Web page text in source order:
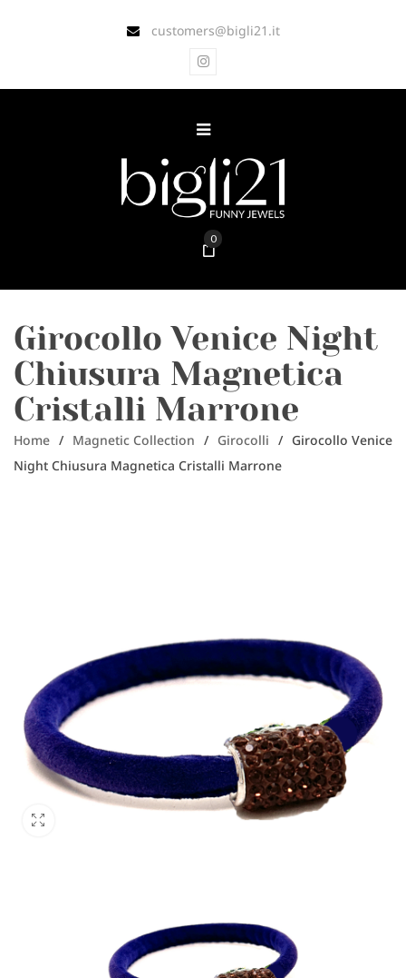
customers@bigli21.it
0
Girocollo Venice Night
Chiusura Magnetica
Cristalli Marrone
Home / Magnetic Collection / Girocolli / Girocollo Venice
Night Chiusura Magnetica Cristalli Marrone